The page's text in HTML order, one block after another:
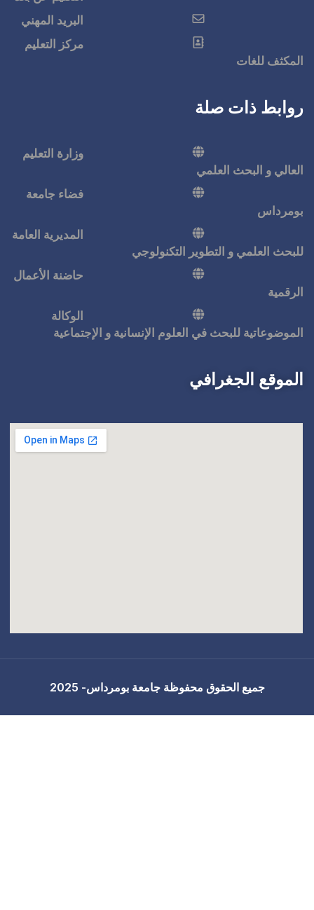
البريد المهني
مركز التعليم
وزارة التعليم
فضاء جامعة
المديرية العامة
حاضنة الأعمال
الوكالة
الإنسانية و الإجتماعية
بومرداس- 2025